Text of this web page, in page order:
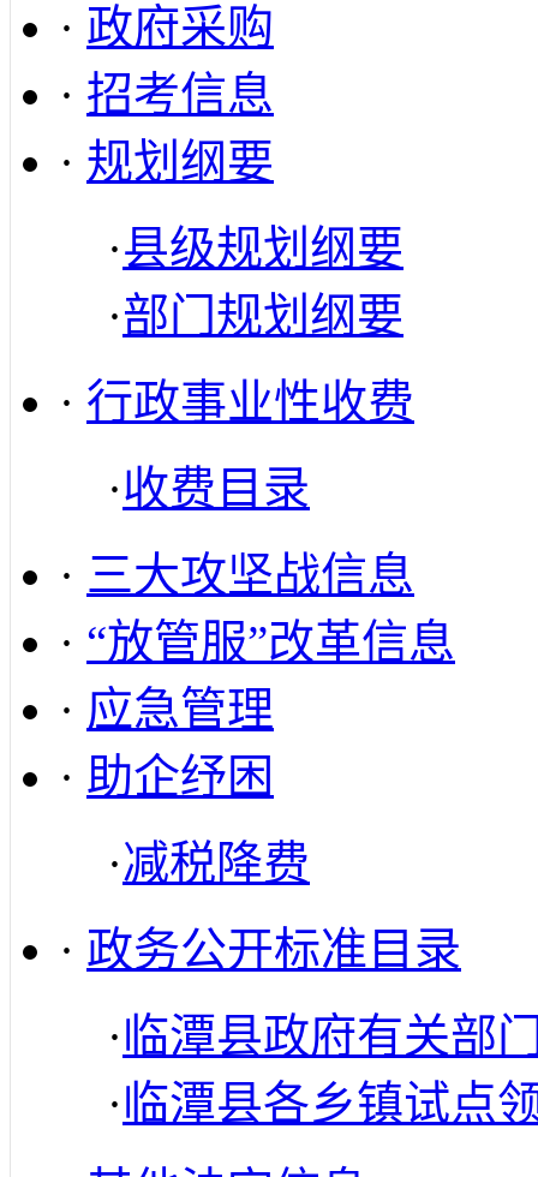
· 政府采购
· 招考信息
· 规划纲要
·县级规划纲要
·部门规划纲要
· 行政事业性收费
·收费目录
· 三大攻坚战信息
· “放管服”改革信息
· 应急管理
· 助企纾困
·减税降费
· 政务公开标准目录
·临潭县政府有关部
·临潭县各乡镇试点